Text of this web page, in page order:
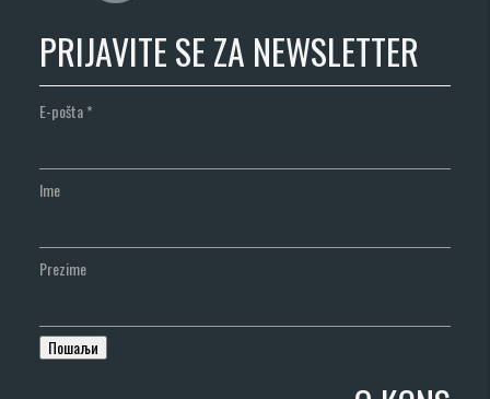
PRIJAVITE SE ZA NEWSLETTER
E-pošta*
Ime
Prezime